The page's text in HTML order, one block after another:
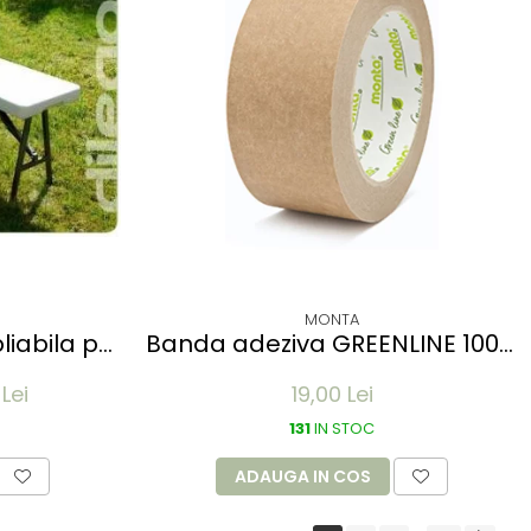
pt
MONTA
Banda adeziva GREENLINE 100%
MONTAPACK 843 - 50mm x
50m - rola
19,00 Lei
131IN STOC
ADAUGA IN COS